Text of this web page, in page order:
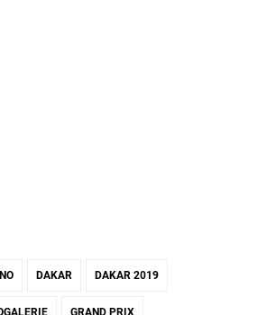
DAKAR DAKAR 2019
GRAND PRIX